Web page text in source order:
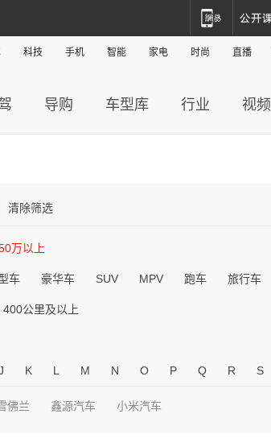
科技 手机 智能 家电 时尚 直播
导购 车型库 行业 视频
清除筛选
万以上
车 豪华车 SUV MPV 跑车 旅行车
400公里及以上
K L M N O P Q R S
佛兰 鑫源汽车 小米汽车